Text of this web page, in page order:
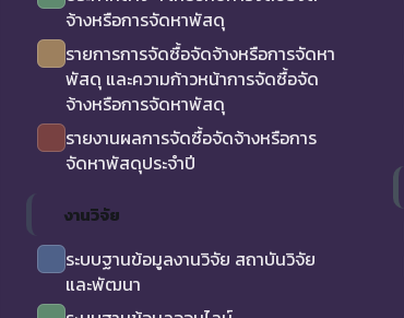
จ้างหรือการจัดหาพัสดุ
รายการการจัดซื้อจัดจ้างหรือการจัดหา
พัสดุ และความก้าวหน้าการจัดซื้อจัด
จ้างหรือการจัดหาพัสดุ
รายงานผลการจัดซื้อจัดจ้างหรือการ
จัดหาพัสดุประจำปี
งานวิจัย
ระบบฐานข้อมูลงานวิจัย สถาบันวิจัย
และพัฒนา